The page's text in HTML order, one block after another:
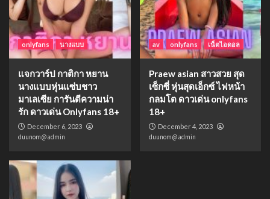
onlyfans นางแบบ
แจกวาร์ป กาติกา หยาน
นางแบบหุ่นแซ่บชาว
มาเลเซีย การันตีความน่า
รัก ดาวเด่น Onlyfans 18+
December 6, 2023
duunom@admin
av onlyfans เน็ตไอดอล
Praew asian สาวสวย สุด
เซ็กซี่ หุ่นสุดเอ็กซ์ ไฟหน้า
กลมโต ดาวเด่น onlyfans
18+
December 4, 2023
duunom@admin